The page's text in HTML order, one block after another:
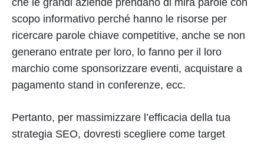
che le grandi aziende prendano di mira parole con
scopo informativo perché hanno le risorse per
ricercare parole chiave competitive, anche se non
generano entrate per loro, lo fanno per il loro
marchio come sponsorizzare eventi, acquistare a
pagamento stand in conferenze, ecc.
Pertanto, per massimizzare l’efficacia della tua
strategia SEO, dovresti scegliere come target